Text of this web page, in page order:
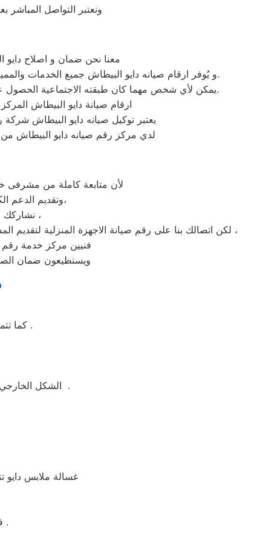
ونعتبر التواصل المباشر
معنا نحن ضمان و اصلاح دايو
و يُوفر ارقام صيانه دايو البيطاش جميع الخدمات والمميزات التي تُساهم في تحقيق راحة وأمان العملاء من خلال تخفيض أسعار تلك الخدمات والبُعد التام عن التكاليف المالية باهظة الثمن.
يمكن لأي شخص مهما كان طبقته الاجتماعية الحصول علي كافة الخدمات وأعمال التصليح التي يُقدمها توكيل ميكروويف دايو المُدعمة بباقات من الخصومات والعروض التي ليس لها مثيل.
ارقام صيانة دايو البيطاش
يعتبر توكيل صيانه دايو البيطاش
لدي مركز رقم صيانه دايو البيطاش
لأن متابعة كاملة من مشرفى
وتقديم الدعم الكامل لخدمة ما بعد البيع. دعم فنى شامل على مدار اليوم من خدمة عملاء دايو فى البيطاش،
نشاركك اهتمامك ونقدر مدى الارتباك فى حالة حدوث خلل او عطل فى ايا من اجهزتنا المنزلية ،
لكن اتصالك بنا على رقم صيانة الاجهزة المنزلية لتقديم المشورة القنية ومساعدتك فى انهاء مشكلة طارئة او عطل بسيط هو امر نقدره تمام ونقدم لك الحلول الممكنة والمساعدة قدر المستطاع ،
فنيين مركز خدمة رقم
ويستطيعون ضمان
كما تتميز غسالة ملابس دايو بسهولة التنظيف وبها خاصة التنظيف الذاتي للحله بعد الغسيل .
الشكل الخارجي لغسالة ملابس دايو جيد ومتوفر منها اكثر من لون مثل ابيض واسود وسيلفر لتناسب الجميع .
غسالة ملابس دايو
فترة الضمان غسالة ملابس دايو 5 سنوات شامل بضمان شركة العربي جروب .